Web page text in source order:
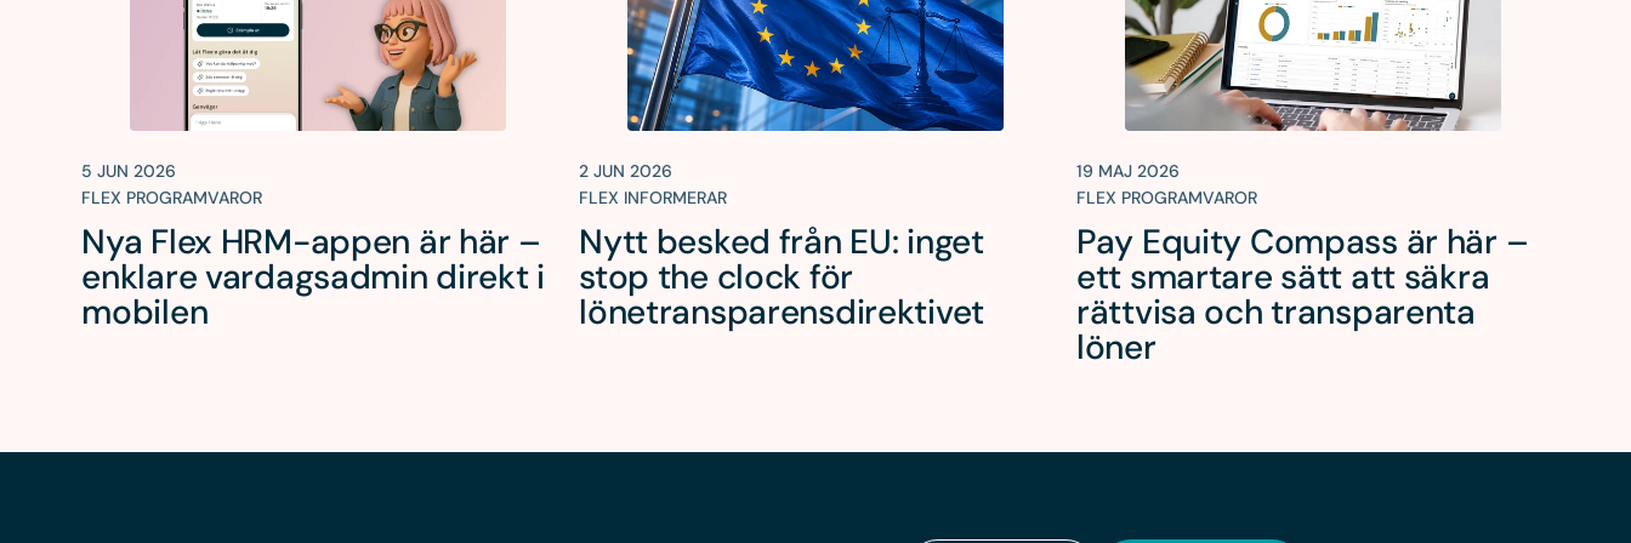
5 JUN 2026
FLEX PROGRAMVAROR
Nya Flex HRM-appen är här –
enklare vardagsadmin direkt i
mobilen
2 JUN 2026
FLEX INFORMERAR
Nytt besked från EU: inget
stop the clock för
lönetransparensdirektivet
19 MAJ 2026
FLEX PROGRAMVAROR
Pay Equity Compass är här –
ett smartare sätt att säkra
rättvisa och transparenta
löner